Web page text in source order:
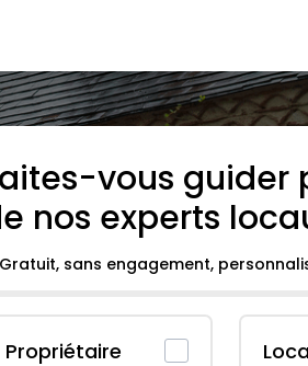
vous guider
nos experts
sans engagement,
Propriétaire